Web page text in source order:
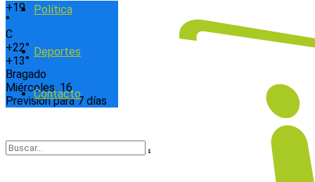
+19
°
C
+22°
+13°
Bragado
Miércoles, 16
Previsión para 7 días
Política
Deportes
Contacto